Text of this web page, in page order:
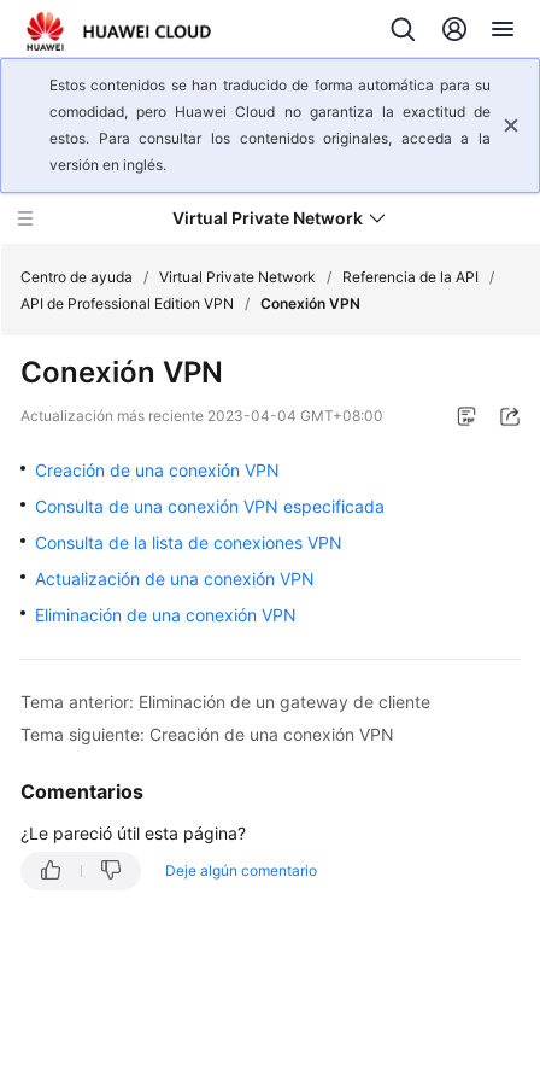
Estos contenidos se han traducido de forma automática para su
comodidad, pero Huawei Cloud no garantiza la exactitud de
estos. Para consultar los contenidos originales, acceda a la
versión en inglés.
Virtual Private Network
general
del
iniciales
Guía
usuario
frecuentes
de
API
Centro de ayuda / Virtual Private Network / Referencia de la API /
API de Professional Edition VPN
/ Conexión VPN
Conexión VPN
Actualización más reciente 2023-04-04 GMT+08:00
Creación de una conexión VPN
Consulta de una conexión VPN especificada
Consulta de la lista de conexiones VPN
Actualización de una conexión VPN
Eliminación de una conexión VPN
Tema anterior: Eliminación de un gateway de cliente
Tema siguiente: Creación de una conexión VPN
Comentarios
¿Le pareció útil esta página?
Deje algún comentario